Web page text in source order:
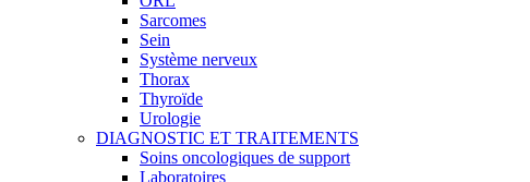
Sarcomes
Sein
Système nerveux
Thorax
Thyroïde
Urologie
DIAGNOSTIC ET TRAITEMENTS
Soins oncologiques de support
Laboratoires